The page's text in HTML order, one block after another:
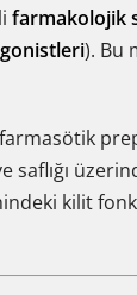
farmakolojik
). Bu
saflığı
kilit